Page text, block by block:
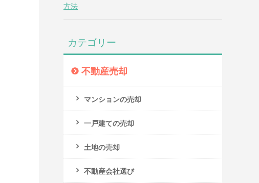
方法
カテゴリー
不動産売却
マンションの売却
一戸建ての売却
土地の売却
不動産会社選び